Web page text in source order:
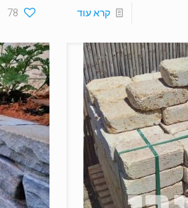
קרא עוד 78